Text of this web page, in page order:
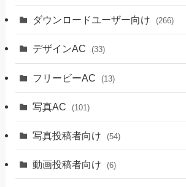
ダウンロードユーザー向け (266)
デザインAC (33)
フリービーAC (13)
写真AC (101)
写真投稿者向け (54)
動画投稿者向け (6)